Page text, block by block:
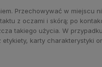
Przechowywać w miejscu
z oczami i skórą; po
takiego użycia. W
karty charakterystyki